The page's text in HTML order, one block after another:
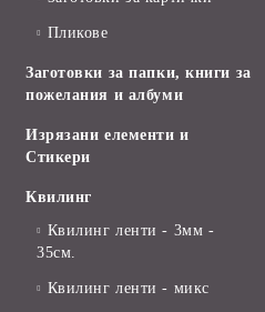
Пликове
Заготовки за папки, книги за
пожелания и албуми
Изрязани елементи и
Стикери
Квилинг
Квилинг ленти - 3мм -
35см.
Квилинг ленти - микс